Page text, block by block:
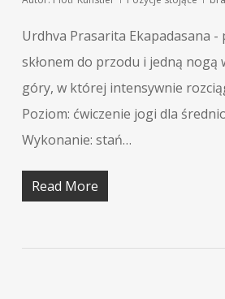
Urdhva Prasarita Ekapadasana -
skłonem do przodu i jedną nogą
góry, w której intensywnie
Poziom: ćwiczenie jogi dla
Wykonanie: stań…
Read More